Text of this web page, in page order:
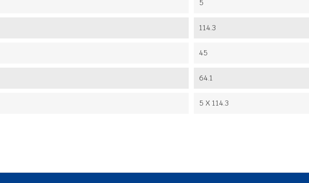
5
114.3
45
64.1
5 X 114.3